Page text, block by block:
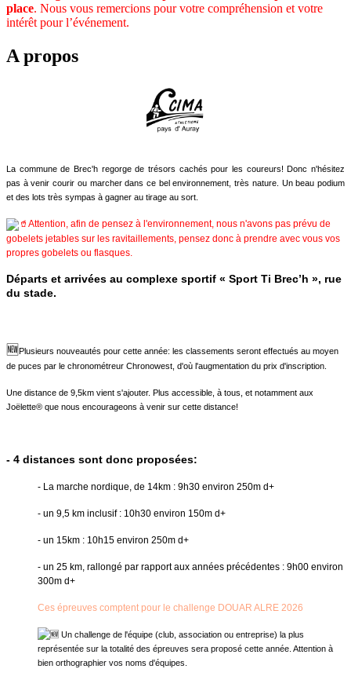
place. Nous vous remercions pour votre compréhension et votre
intérêt pour l’événement.
A propos
La commune de Brec'h regorge de trésors cachés pour les coureurs! Donc n'hésitez
pas à venir courir ou marcher dans ce bel environnement, très nature. Un beau podium
et des lots très sympas à gagner au tirage au sort.
Attention, afin de pensez à l'environnement, nous n'avons pas prévu de
gobelets jetables sur les ravitaillements, pensez donc à prendre avec vous vos
propres gobelets ou flasques.
Départs et arrivées au complexe sportif « Sport Ti Brec’h », rue
du stade.
🆕Plusieurs nouveautés pour cette année: les classements seront effectués au moyen
de puces par le chronométreur Chronowest, d'où l'augmentation du prix d'inscription.
Une distance de 9,5km vient s'ajouter. Plus accessible, à tous, et notamment aux
Joëlette® que nous encourageons à venir sur cette distance!
- 4 distances sont donc proposées:
- La marche nordique, de 14km : 9h30 environ 250m d+
- un 9,5 km inclusif : 10h30 environ 150m d+
- un 15km : 10h15 environ 250m d+
- un 25 km, rallongé par rapport aux années précédentes : 9h00 environ
300m d+
Ces épreuves comptent pour le challenge DOUAR ALRE 2026
Un challenge de l'équipe (club, association ou entreprise) la plus
représentée sur la totalité des épreuves sera proposé cette année. Attention à
bien orthographier vos noms d'équipes.